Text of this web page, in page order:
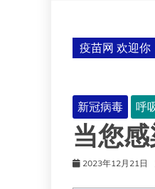
疫苗网 欢迎你
新冠病毒 呼
当您
2023年12月21日